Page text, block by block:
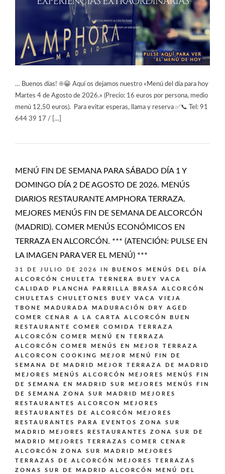
… Buenos días! ☀️😀 Aquí os dejamos nuestro «Menú del día para hoy
Martes 4 de Agosto de 2026.» (Precio: 16 euros por persona, medio
menú 12,50 euros). Para evitar esperas, llama y reserva ✅📞 Tel: 91
644 39 17 / […]
MENÚ FIN DE SEMANA PARA SÁBADO DÍA 1 Y
DOMINGO DÍA 2 DE AGOSTO DE 2026. MENÚS
DIARIOS RESTAURANTE AMPHORA TERRAZA.
MEJORES MENÚS FIN DE SEMANA DE ALCORCÓN
(MADRID). COMER MENÚS ECONÓMICOS EN
TERRAZA EN ALCORCÓN. *** (ATENCIÓN: PULSE EN
LA IMAGEN PARA VER EL MENÚ) ***
31 DE JULIO DE 2026 IN
BUENOS MENÚS DEL DÍA
ALCORCÓN
CHULETA TERNERA BUEY VACA
CALIDAD PLANCHA PARRILLA BRASA ALCORCÓN
CHULETAS CHULETONES BUEY VACA VIEJA
TBONE MADURADA MADURACIÓN DRY AGED
COMER CENAR A LA CARTA ALCORCÓN BUEN
RESTAURANTE
COMER COMIDA TERRAZA
ALCORCÓN
COMER MENÚ EN TERRAZA
ALCORCÓN
COMER MENÚS EN MEJOR TERRAZA
ALCORCON
COOKING
MEJOR MENÚ FIN DE
SEMANA DE MADRID
MEJOR TERRAZA DE MADRID
MEJORES MENÚS ALCORCÓN
MEJORES MENÚS FIN
DE SEMANA EN MADRID SUR
MEJORES MENÚS FIN
DE SEMANA ZONA SUR MADRID
MEJORES
RESTAURANTES ALCORCON
MEJORES
RESTAURANTES DE ALCORCÓN
MEJORES
RESTAURANTES PARA EVENTOS ZONA SUR
MADRID
MEJORES RESTAURANTES ZONA SUR DE
MADRID
MEJORES TERRAZAS COMER CENAR
ALCORCÓN ZONA SUR MADRID
MEJORES
TERRAZAS DE ALCORCÓN
MEJORES TERRAZAS
ZONAS SUR DE MADRID ALCORCÓN
MENÚ DEL